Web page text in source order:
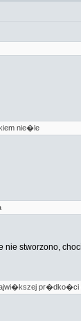
nie�le
nie stworzono,
pr�dko�ci